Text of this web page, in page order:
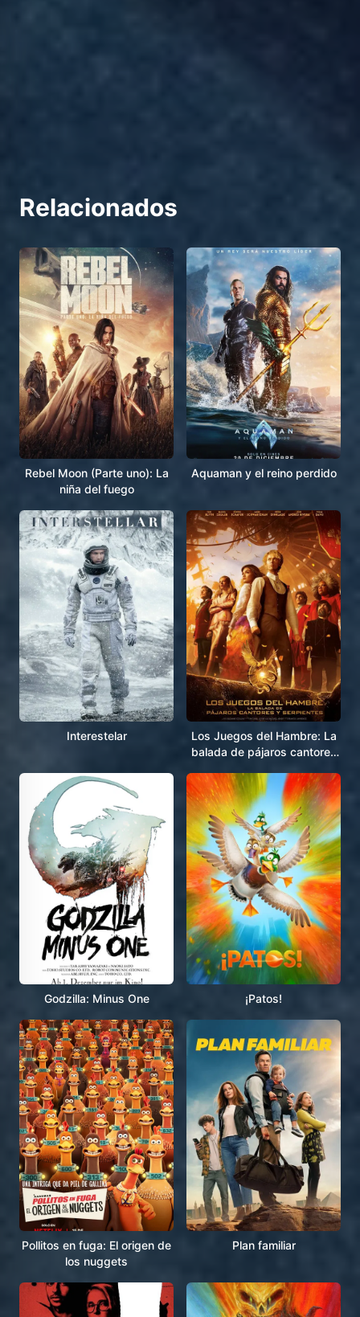
Relacionados
Rebel Moon (Parte uno): La
niña del fuego
Aquaman y el reino perdido
Interestelar
Los Juegos del Hambre: La
balada de pájaros cantores
Godzilla: Minus One ¡Patos!
Pollitos en fuga: El origen de
los nuggets
Plan familiar